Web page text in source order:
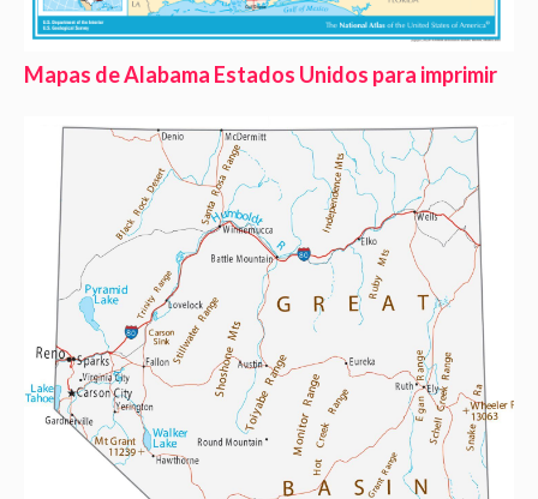
Mapas de Alabama Estados Unidos para imprimir